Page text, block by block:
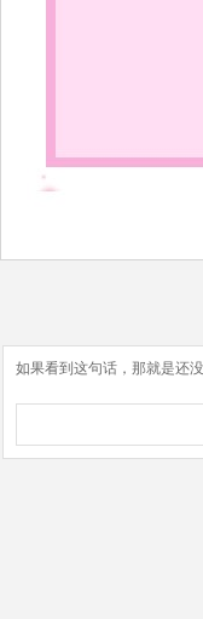
如果看到这句话，那就是还